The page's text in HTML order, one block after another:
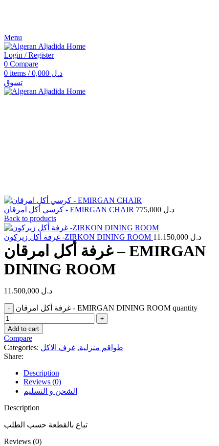
Menu
Login / Register
0 Compare
0 items / د.ل
تسوق
كرسي أكل امرقان - EMIRGAN CHAIR د.ل
Back to products
غرفة أكل زيركون -ZIRKON DINING ROOM د.ل
غرفة أكل امرقان – EMIRGAN
DINING ROOM
د.ل
غرفة أكل امرقان - EMIRGAN DINING ROOM quantity
Add to cart
Compare
Categories:
طواقم منزلية, غرف الاكل
Share:
Description
Reviews (0)
الشحن و التسليم
Description
تباع بالقطعة حسب الطلب
Reviews (0)